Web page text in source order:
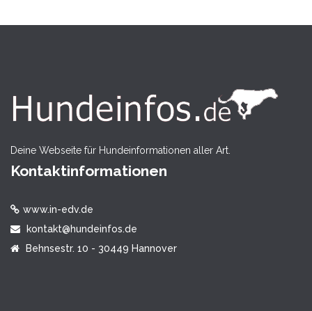
Deine Webseite für Hundeinformationen aller Art.
Kontaktinformationen
www.in-edv.de
kontakt@hundeinfos.de
Behnsestr. 10 - 30449 Hannover